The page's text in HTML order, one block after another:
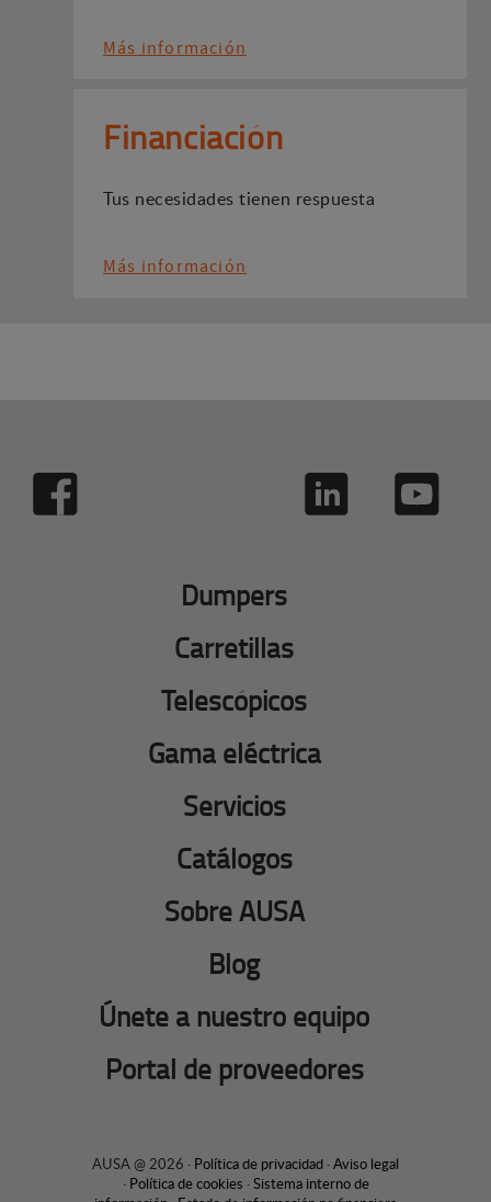
Más información
Financiación
Tus necesidades tienen respuesta
Más información
Dumpers
Carretillas
Telescópicos
Gama eléctrica
Servicios
Catálogos
Sobre AUSA
Blog
Únete a nuestro equipo
Portal de proveedores
AUSA @ 2026 · Política de privacidad ·Aviso legal
· Política de cookies ·Sistema interno de